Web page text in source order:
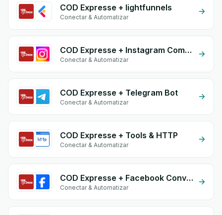
COD Expresse + lightfunnels
Conectar & Automatizar
COD Expresse + Instagram Comment
Conectar & Automatizar
COD Expresse + Telegram Bot
Conectar & Automatizar
COD Expresse + Tools & HTTP
Conectar & Automatizar
COD Expresse + Facebook Conversion API (CAPI)
Conectar & Automatizar